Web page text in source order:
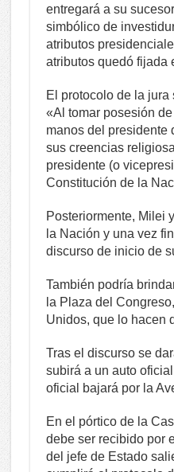
entregará a su
simbólico de
atributos
atributos quedó fijada
El protocolo de la
«Al tomar posesión
manos del presidente
sus creencias
presidente (o
Constitución de la
Posteriormente, Milei
la Nación y una vez
discurso de inicio de
También podría
la Plaza del
Unidos, que lo hacen
Tras el discurso se
subirá a un auto
oficial bajará por la
En el pórtico de la
debe ser recibido por
del jefe de Estado